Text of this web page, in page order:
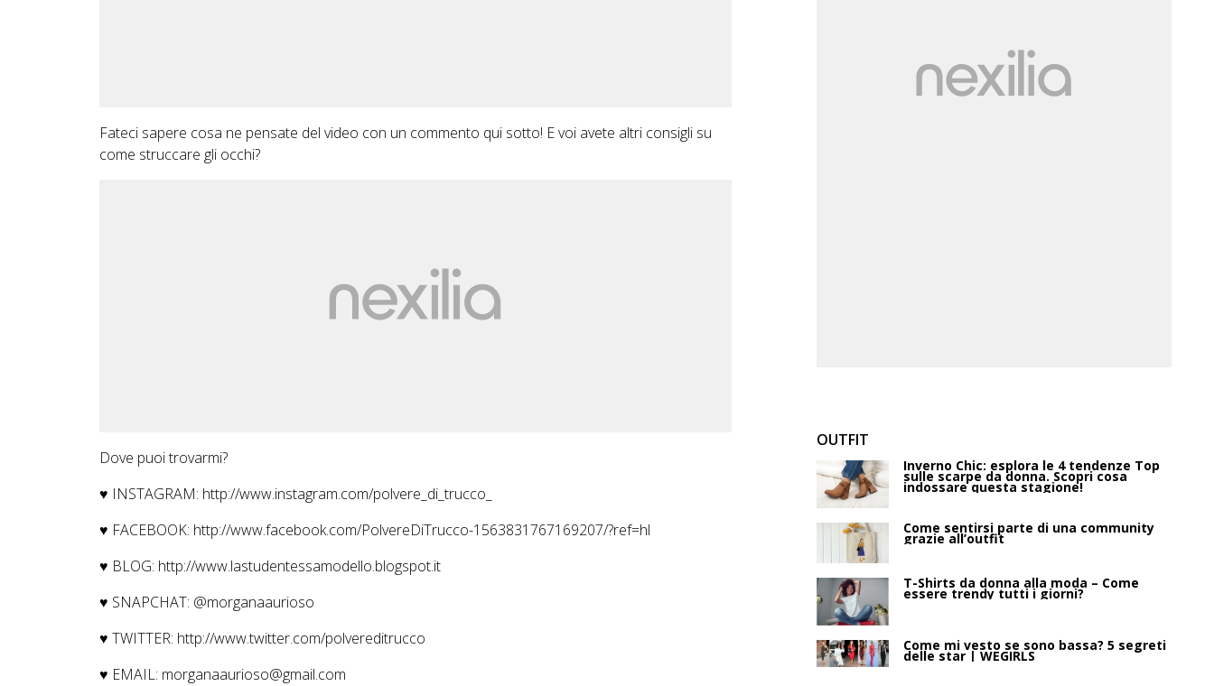
Fateci sapere cosa ne pensate del video con un commento qui sotto! E voi avete altri consigli su
come struccare gli occhi?
Dove puoi trovarmi?
♥ INSTAGRAM: http://www.instagram.com/polvere_di_trucco_
♥ FACEBOOK: http://www.facebook.com/PolvereDiTrucco-1563831767169207/?ref=hl
♥ BLOG: http://www.lastudentessamodello.blogspot.it
♥ SNAPCHAT: @morganaaurioso
♥ TWITTER: http://www.twitter.com/polvereditrucco
♥ EMAIL: morganaaurioso@gmail.com
OUTFIT
Inverno Chic: esplora le 4 tendenze Top
sulle scarpe da donna. Scopri cosa
indossare questa stagione!
Come sentirsi parte di una community
grazie all’outfit
T-Shirts da donna alla moda – Come
essere trendy tutti i giorni?
Come mi vesto se sono bassa? 5 segreti
delle star | WEGIRLS